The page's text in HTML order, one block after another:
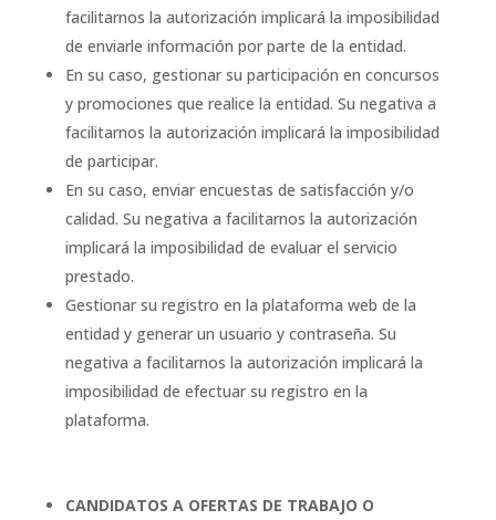
facilitarnos la autorización implicará la imposibilidad
de enviarle información por parte de la entidad.
En su caso, gestionar su participación en concursos
y promociones que realice la entidad. Su negativa a
facilitarnos la autorización implicará la imposibilidad
de participar.
En su caso, enviar encuestas de satisfacción y/o
calidad. Su negativa a facilitarnos la autorización
implicará la imposibilidad de evaluar el servicio
prestado.
Gestionar su registro en la plataforma web de la
entidad y generar un usuario y contraseña. Su
negativa a facilitarnos la autorización implicará la
imposibilidad de efectuar su registro en la
plataforma.
CANDIDATOS A OFERTAS DE TRABAJO O